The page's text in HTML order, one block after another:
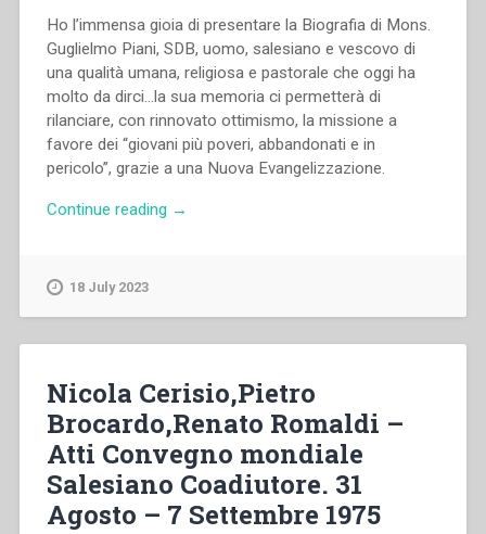
Ho l’immensa gioia di presentare la Biografia di Mons.
Guglielmo Piani, SDB, uomo, salesiano e vescovo di
una qualità umana, religiosa e pastorale che oggi ha
molto da dirci…la sua memoria ci permetterà di
rilanciare, con rinnovato ottimismo, la missione a
favore dei “giovani più poveri, abbandonati e in
pericolo”, grazie a una Nuova Evangelizzazione.
Continue reading “Francisco
Guglielmo
Piani,
SDB”
→
18 July 2023
Nicola Cerisio,Pietro
Brocardo,Renato Romaldi –
Atti Convegno mondiale
Salesiano Coadiutore. 31
Agosto – 7 Settembre 1975